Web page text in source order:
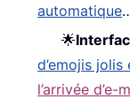
automatique
🌟
d’emojis
l’arrivée